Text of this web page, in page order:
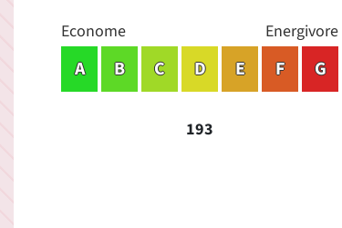
A
Econome
B C D
193
E F G
Energivore